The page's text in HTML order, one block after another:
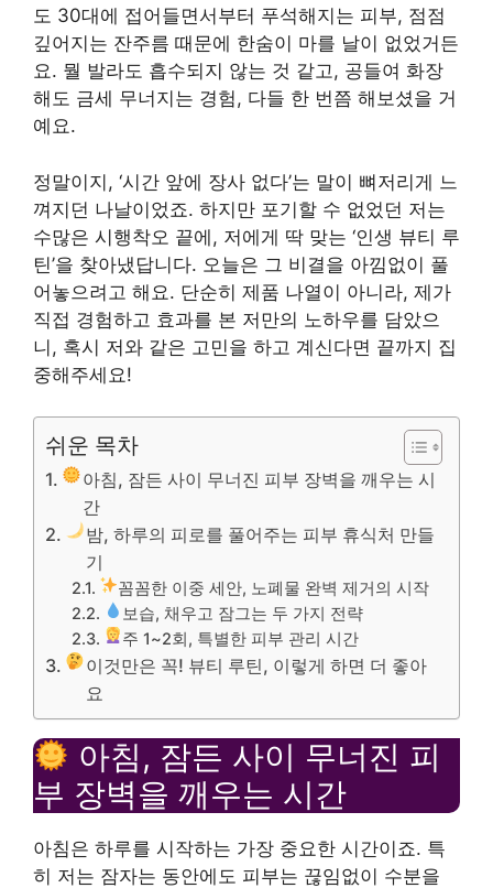
도 30대에 접어들면서부터 푸석해지는 피부, 점점
깊어지는 잔주름 때문에 한숨이 마를 날이 없었거든
요. 뭘 발라도 흡수되지 않는 것 같고, 공들여 화장
해도 금세 무너지는 경험, 다들 한 번쯤 해보셨을 거
예요.
정말이지, ‘시간 앞에 장사 없다’는 말이 뼈저리게 느
껴지던 나날이었죠. 하지만 포기할 수 없었던 저는
수많은 시행착오 끝에, 저에게 딱 맞는 ‘인생 뷰티 루
틴’을 찾아냈답니다. 오늘은 그 비결을 아낌없이 풀
어놓으려고 해요. 단순히 제품 나열이 아니라, 제가
직접 경험하고 효과를 본 저만의 노하우를 담았으
니, 혹시 저와 같은 고민을 하고 계신다면 끝까지 집
중해주세요!
쉬운 목차
아침, 잠든 사이 무너진 피부 장벽을 깨우는 시
간
밤, 하루의 피로를 풀어주는 피부 휴식처 만들
기
꼼꼼한 이중 세안, 노폐물 완벽 제거의 시작
보습, 채우고 잠그는 두 가지 전략
주 1~2회, 특별한 피부 관리 시간
이것만은 꼭! 뷰티 루틴, 이렇게 하면 더 좋아
요
아침, 잠든 사이 무너진 피
부 장벽을 깨우는 시간
아침은 하루를 시작하는 가장 중요한 시간이죠. 특
히 저는 잠자는 동안에도 피부는 끊임없이 수분을